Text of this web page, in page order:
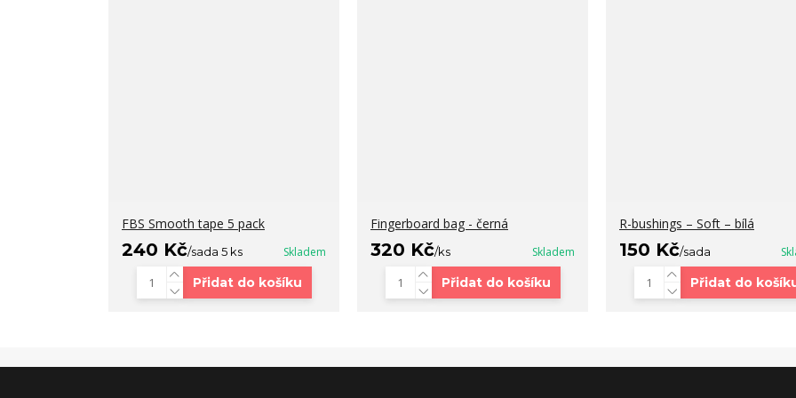
FBS Smooth tape 5 pack
240 Kč/sada 5 ks Skladem
Přidat do košíku
Fingerboard bag - černá
320 Kč/ks Skladem
Přidat do košíku
R-bushings – Soft – bílá
150 Kč/sada
Přidat do